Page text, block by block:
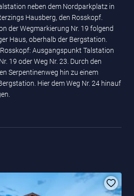
neben dem Nordparkplatz in
Hausberg, den Rosskopf.
der Wegmarkierung Nr. 19 folgend
Haus, oberhalb der Bergstation.
Ausgangspunkt Talstation
19 oder Weg Nr. 23. Durch den
Serpentinenweg hin zu einem
Hier dem Weg Nr. 24 hinauf